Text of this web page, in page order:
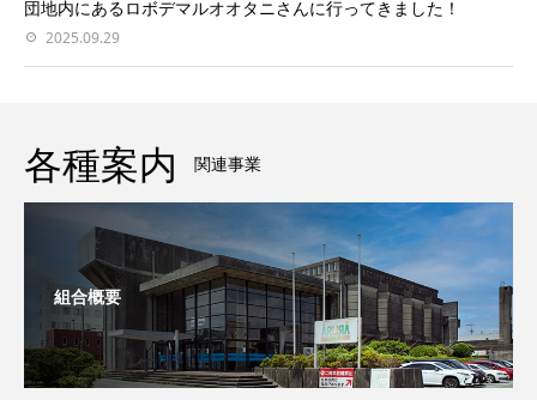
団地内にあるロボデマルオオタニさんに行ってきました！
2025.09.29
各種案内 関連事業
組合概要